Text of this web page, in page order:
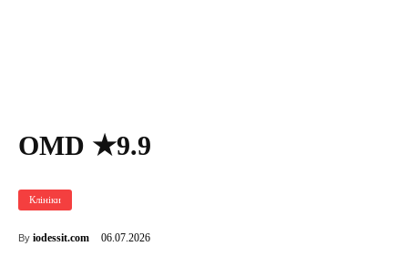
OMD ★9.9
Клініки
By iodessit.com 06.07.2026